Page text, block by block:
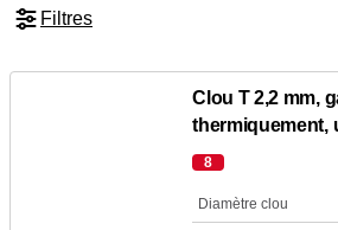
Filtres
Clou T 2,2 mm,
thermiquement,
8
Diamètre clou